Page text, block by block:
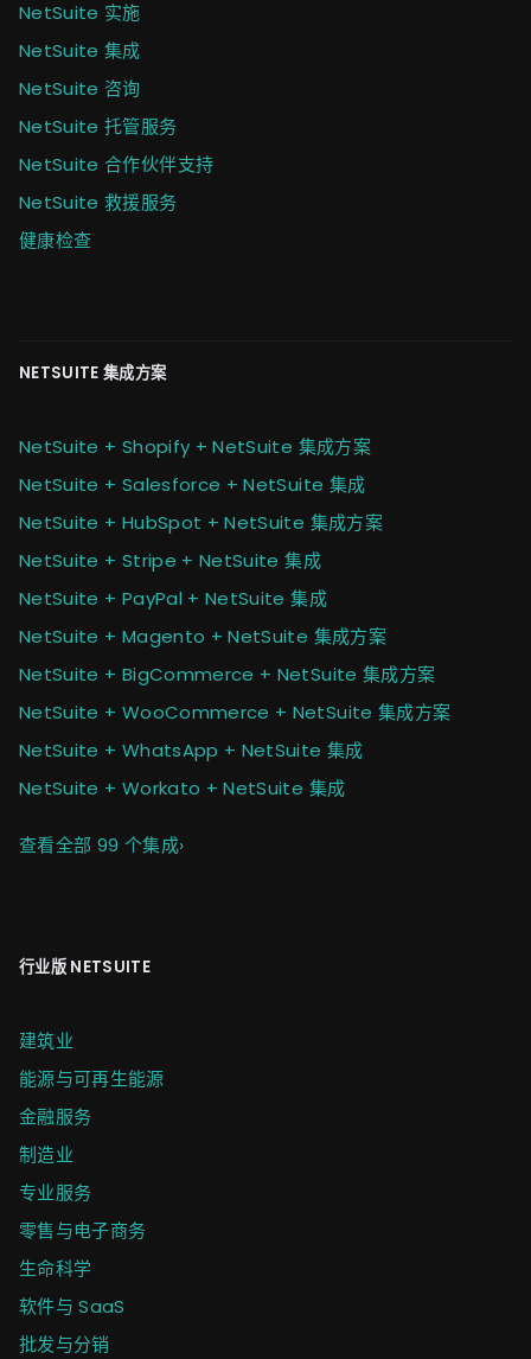
NetSuite 实施
NetSuite 集成
NetSuite 咨询
NetSuite 托管服务
NetSuite 合作伙伴支持
NetSuite 救援服务
健康检查
NETSUITE 集成方案
NetSuite + Shopify + NetSuite 集成方案
NetSuite + Salesforce + NetSuite 集成
NetSuite + HubSpot + NetSuite 集成方案
NetSuite + Stripe + NetSuite 集成
NetSuite + PayPal + NetSuite 集成
NetSuite + Magento + NetSuite 集成方案
NetSuite + BigCommerce + NetSuite 集成方案
NetSuite + WooCommerce + NetSuite 集成方案
NetSuite + WhatsApp + NetSuite 集成
NetSuite + Workato + NetSuite 集成
查看全部 99 个集成›
行业版 NETSUITE
建筑业
能源与可再生能源
金融服务
制造业
专业服务
零售与电子商务
生命科学
软件与 SaaS
批发与分销